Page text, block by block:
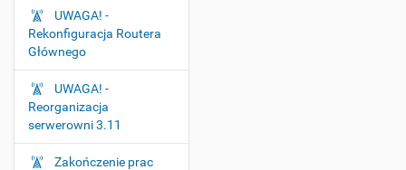
UWAGA! -
Rekonfiguracja Routera
Głównego
UWAGA! -
Reorganizacja
serwerowni 3.11
Zakończenie prac